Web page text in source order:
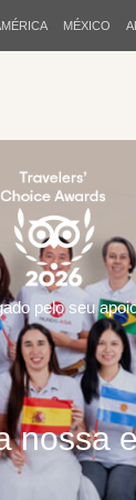
MÉXICO
nossa
pelo seu